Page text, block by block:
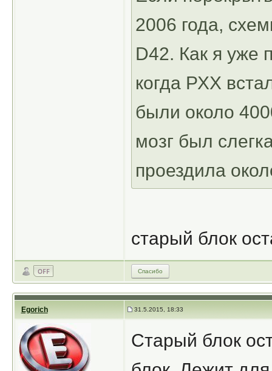
2006 года,
D42. Как я уже
когда РХХ
были около
мозг был
проездила
старый блок
Спасибо
Egorich 31.5.2015, 18:33
Старый блок